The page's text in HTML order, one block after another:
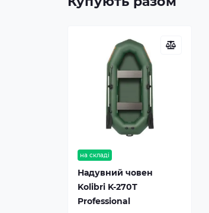
на складі
Надувний човен
Kolibri K-270Т
Professional